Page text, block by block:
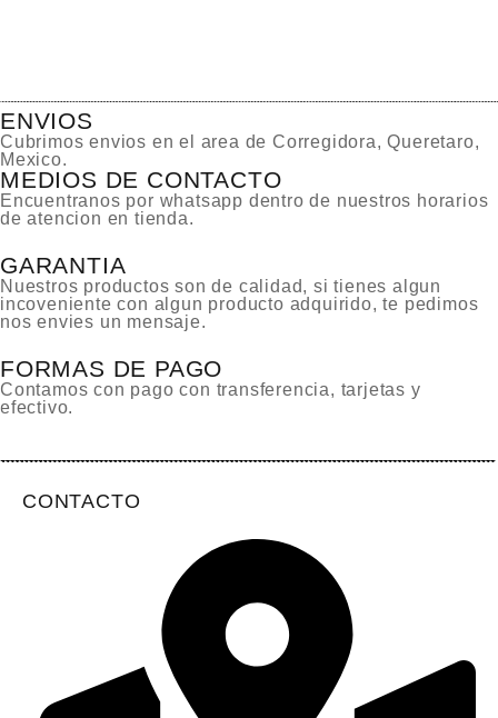
ENVIOS
Cubrimos envios en el area de Corregidora, Queretaro,
Mexico.
MEDIOS DE CONTACTO
Encuentranos por whatsapp dentro de nuestros horarios
de atencion en tienda.
GARANTIA
Nuestros productos son de calidad, si tienes algun
incoveniente con algun producto adquirido, te pedimos
nos envies un mensaje.
FORMAS DE PAGO
Contamos con pago con transferencia, tarjetas y
efectivo.
CONTACTO